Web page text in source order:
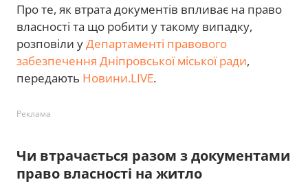
Про те, як втрата документів впливає на право
власності та що робити у такому випадку,
розповіли уДепартаменті правового
забезпечення Дніпровської міської ради,
передають Новини.LIVE.
Реклама
Чи втрачається разом з документами
право власності на житло